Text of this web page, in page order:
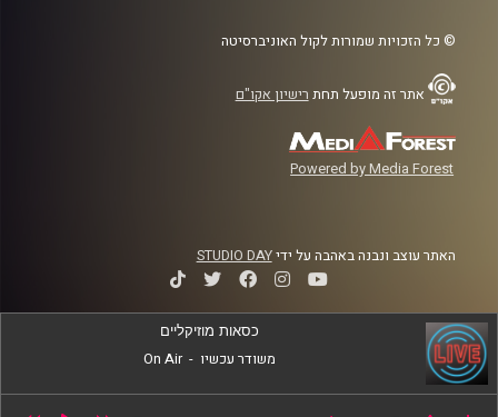
© כל הזכויות שמורות לקול האוניברסיטה
אתר זה מופעל תחת רישיון אקו"ם
Powered by Media Forest
האתר עוצב ונבנה באהבה על ידיSTUDIO DAY
כסאות מוזיקליים
משודר עכשיו -
On Air